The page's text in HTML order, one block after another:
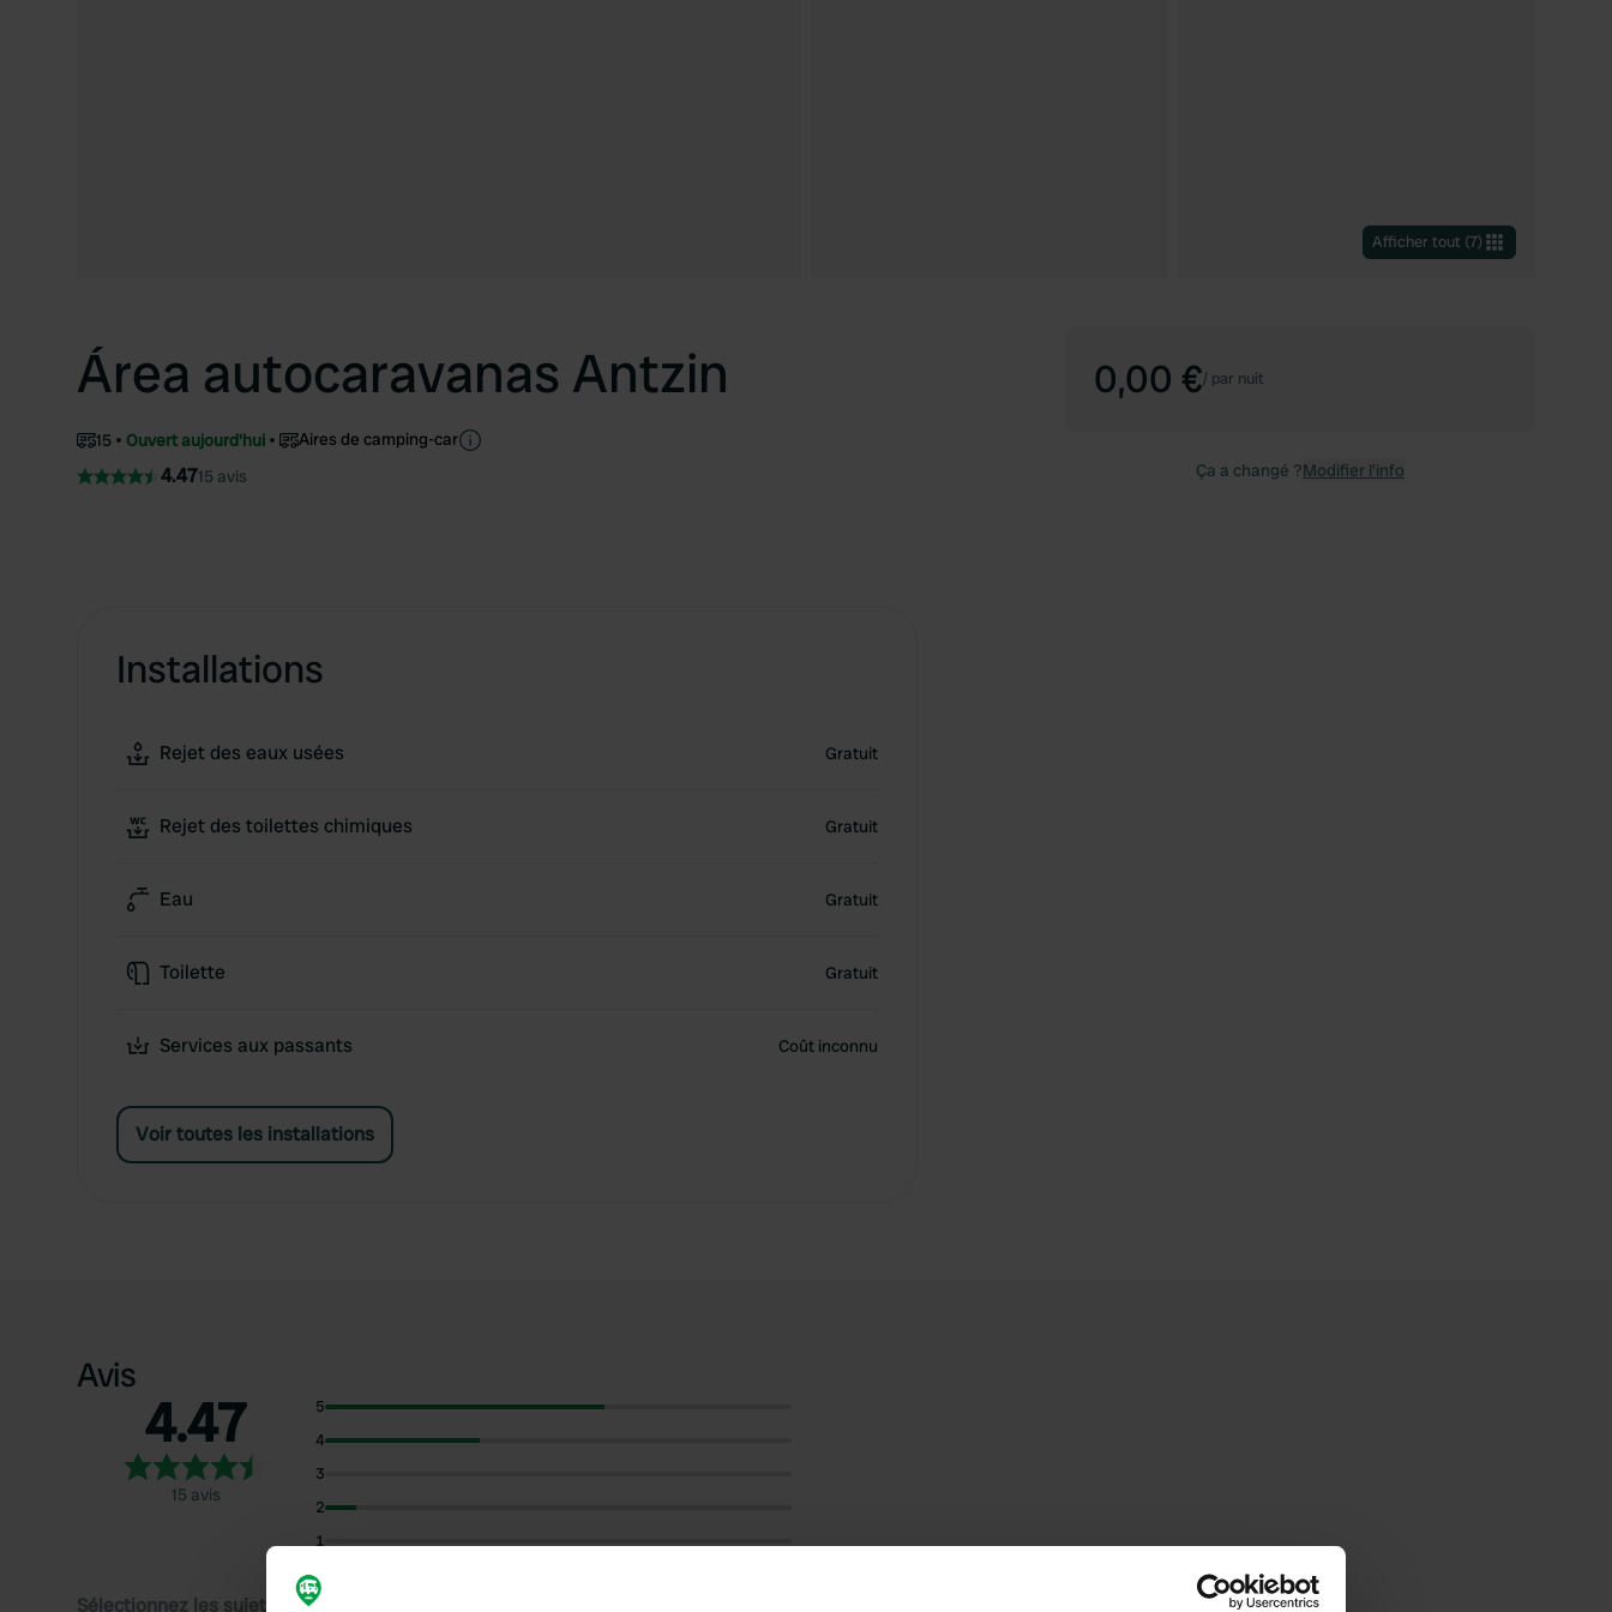
Afficher tout (7)
Área autocaravanas Antzin
15 Ouvert aujourd'hui Aires de camping-car
4.4715 avis
Installations
Rejet des eaux usées Gratuit
Rejet des toilettes chimiques Gratuit
Eau Gratuit
Toilette Gratuit
Services aux passants Coût inconnu
Voir toutes les installations
0,00 €/ par nuit
Ça a changé ?Modifier l’info
Avis
4.47
15 avis
5
4
3
2
1
Sélectionnez les sujets pour lire les critiques :